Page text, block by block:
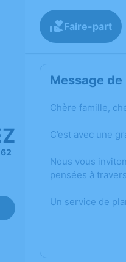
Faire-part
Message de
Chère famille,
C’est avec une
Nous vous
pensées à
Un service de